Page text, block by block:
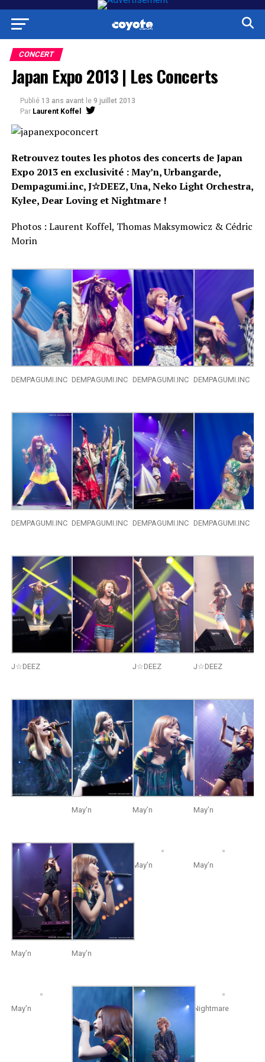
CONCERT
Japan Expo 2013 | Les Concerts
Publié 13 ans avant le 9 juillet 2013
Par Laurent Koffel
Retrouvez toutes les photos des concerts de Japan
Expo 2013 en exclusivité : May’n, Urbangarde,
Dempagumi.inc, J☆DEEZ, Una, Neko Light Orchestra,
Kylee, Dear Loving et Nightmare !
Photos : Laurent Koffel, Thomas Maksymowicz & Cédric
Morin
DEMPAGUMI.INC DEMPAGUMI.INC DEMPAGUMI.INC DEMPAGUMI.INC
DEMPAGUMI.INC DEMPAGUMI.INC DEMPAGUMI.INC DEMPAGUMI.INC
J☆DEEZ J☆DEEZ J☆DEEZ
May’n May’n May’n
May’n May’n
May’n May’n
May’n Nightmare